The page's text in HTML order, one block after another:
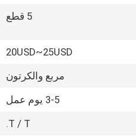
5 قطع
20USD~25USD
مربع والكرتون
3-5 يوم عمل
T / T.